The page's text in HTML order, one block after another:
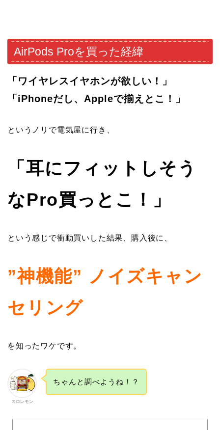
AirPods Proを買った経緯
「ワイヤレスイヤホンが欲しい！」
「iPhoneだし、Appleで揃えとこ！」
というノリで電気屋に行き、
「耳にフィットしそう
なPro買っとこ！」
という感じで衝動買いした結果、購入後に、
”神機能” ノイズキャン
セリング
を知ったワケです。
スロレモン
ちゃんと調べようね！？